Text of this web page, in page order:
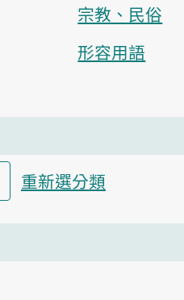
宗教、民俗
形容用語
重新選分類